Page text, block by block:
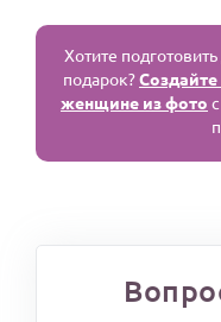
Хотите
подарок?
женщине из фото